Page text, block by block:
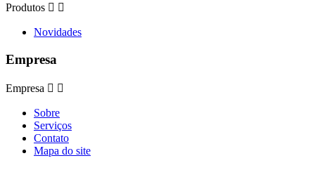
Produtos  
Novidades
Empresa
Empresa  
Sobre
Serviços
Contato
Mapa do site